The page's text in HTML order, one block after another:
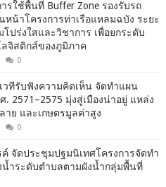
รใช้พื้นที่ Buffer Zone รองรับรถ
หน้าโครงการท่าเรือแหลมฉบัง ระยะ
ปร่งใสและวิชาการ เพื่อยกระดับ
จิสติกส์ของภูมิภาค
0
วทีรับฟังความคิดเห็น จัดทำแผน
2571–2575 มุ่งสู่เมืองน่าอยู่ แหล่ง
าย และเกษตรมูลค่าสูง
0
จัดประชุมปฐมนิเทศโครงการจัดทำ
ำระดับตำบลตามผังน้ำกลุ่มพื้นที่